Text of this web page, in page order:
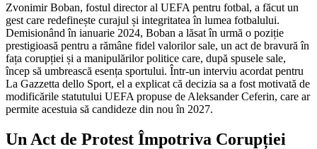
Zvonimir Boban, fostul director al UEFA pentru fotbal, a făcut un
gest care redefinește curajul și integritatea în lumea fotbalului.
Demisionând în ianuarie 2024, Boban a lăsat în urmă o poziție
prestigioasă pentru a rămâne fidel valorilor sale, un act de bravură în
fața corupției și a manipulărilor politice care, după spusele sale,
încep să umbrească esența sportului. Într-un interviu acordat pentru
La Gazzetta dello Sport, el a explicat că decizia sa a fost motivată de
modificările statutului UEFA propuse de Aleksander Ceferin, care ar
permite acestuia să candideze din nou în 2027.
Un Act de Protest Împotriva Corupției